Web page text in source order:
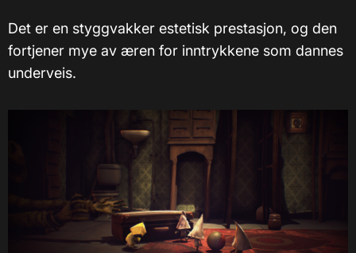
Det er en styggvakker estetisk prestasjon, og den
fortjener mye av æren for inntrykkene som dannes
underveis.